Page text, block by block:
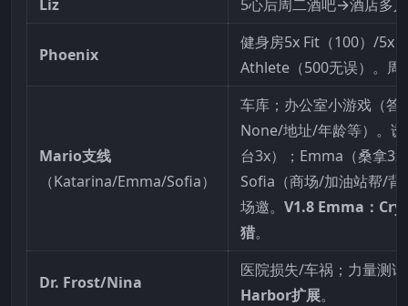
Liz
5心后周二酒吧→酒店多
Phoenix
健身房5x Fit（100）/5x
Athlete（500无误）。周
Mario支线
（Katarina/Emma/Sofia）
车库；办公室小游戏（答
None/地址/年龄等）。
台3x）；Emma（桑拿3x
Sofia（商场/加油站帮/背
场邀。 V1.8 Emma：
猎。
Dr. Frost/Nina
医院损失/车祸；力量测
Harbor扩展。